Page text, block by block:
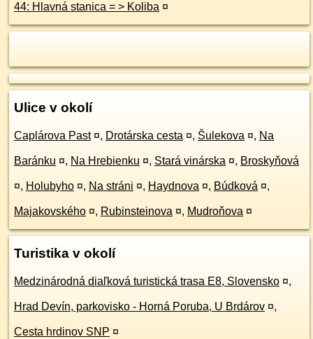
44: Hlavná stanica = > Koliba ¤
Ulice v okolí
Caplárova Past ¤, Drotárska cesta ¤, Šulekova ¤, Na
Baránku ¤, Na Hrebienku ¤, Stará vinárska ¤, Broskyňová
¤, Holubyho ¤, Na stráni ¤, Haydnova ¤, Búdková ¤,
Majakovského ¤, Rubinsteinova ¤, Mudroňova ¤
Turistika v okolí
Medzinárodná diaľková turistická trasa E8, Slovensko ¤,
Hrad Devín, parkovisko - Horná Poruba, U Brdárov ¤,
Cesta hrdinov SNP ¤